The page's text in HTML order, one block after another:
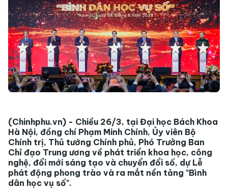
(Chinhphu.vn) - Chiều 26/3, tại Đại học Bách Khoa
Hà Nội, đồng chí Phạm Minh Chính, Ủy viên Bộ
Chính trị, Thủ tướng Chính phủ, Phó Trưởng Ban
Chỉ đạo Trung ương về phát triển khoa học, công
nghệ, đổi mới sáng tạo và chuyển đổi số, dự Lễ
phát động phong trào và ra mắt nền tảng "Bình
dân học vụ số".